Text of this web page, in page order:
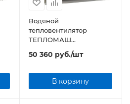
Водяной
тепловентилятор
ТЕПЛОМАШ
КЭВ-60T3,5W3 серии TW
50 360 руб./шт
В корзину